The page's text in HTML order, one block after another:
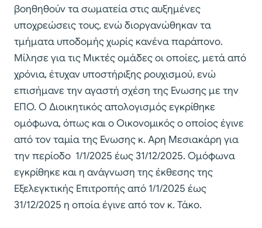
βοηθηθούν τα σωματεία στις αυξημένες
υποχρεώσεις τους, ενώ διοργανώθηκαν τα
τμήματα υποδομής χωρίς κανένα παράπονο.
Μίλησε για τις Μικτές ομάδες οι οποίες, μετά από
χρόνια, έτυχαν υποστήριξης ρουχισμού, ενώ
επισήμανε την αγαστή σχέση της Ενωσης με την
ΕΠΟ. Ο Διοικητικός απολογισμός εγκρίθηκε
ομόφωνα, όπως και ο Οικονομικός ο οποίος έγινε
από τον ταμία της Ενωσης κ. Αρη Μεσιακάρη για
την περίοδο 1/1/2025 έως 31/12/2025. Ομόφωνα
εγκρίθηκε και η ανάγνωση της έκθεσης της
Εξελεγκτικής Επιτροπής από 1/1/2025 έως
31/12/2025 η οποία έγινε από τον κ. Τάκο.